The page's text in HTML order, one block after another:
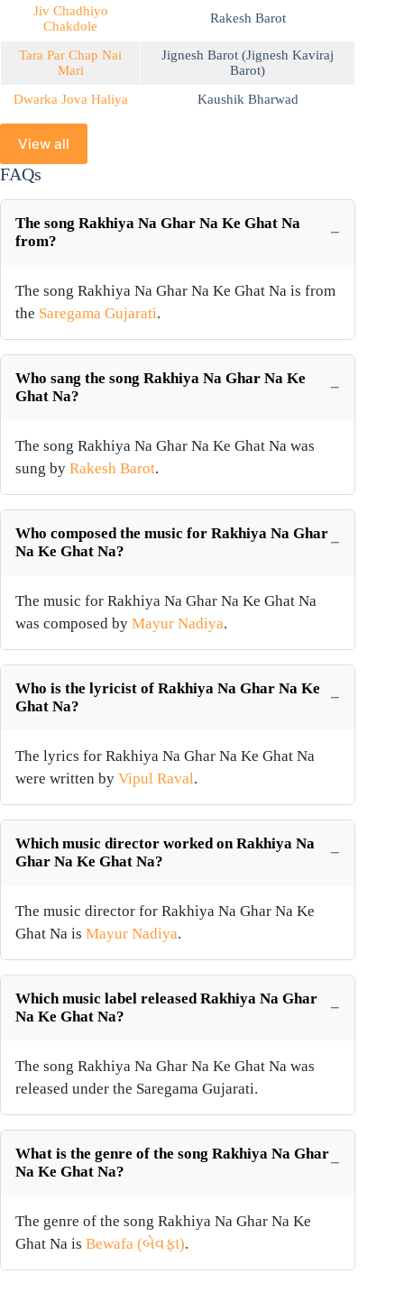
Jiv Chadhiyo
Chakdole
Rakesh Barot
Tara Par Chap Nai
Mari
Jignesh Barot (Jignesh Kaviraj
Barot)
Dwarka Jova Haliya
Kaushik Bharwad
View all
FAQs
The song Rakhiya Na Ghar Na Ke Ghat Na
from?
The song Rakhiya Na Ghar Na Ke Ghat Na is from
the Saregama Gujarati.
Who sang the song Rakhiya Na Ghar Na Ke
Ghat Na?
The song Rakhiya Na Ghar Na Ke Ghat Na was
sung by Rakesh Barot.
Who composed the music for Rakhiya Na Ghar
Na Ke Ghat Na?
The music for Rakhiya Na Ghar Na Ke Ghat Na
was composed by Mayur Nadiya.
Who is the lyricist of Rakhiya Na Ghar Na Ke
Ghat Na?
The lyrics for Rakhiya Na Ghar Na Ke Ghat Na
were written by Vipul Raval.
Which music director worked on Rakhiya Na
Ghar Na Ke Ghat Na?
The music director for Rakhiya Na Ghar Na Ke
Ghat Na is Mayur Nadiya.
Which music label released Rakhiya Na Ghar
Na Ke Ghat Na?
The song Rakhiya Na Ghar Na Ke Ghat Na was
released under the Saregama Gujarati.
What is the genre of the song Rakhiya Na Ghar
Na Ke Ghat Na?
The genre of the song Rakhiya Na Ghar Na Ke
Ghat Na is Bewafa (બેવફા).